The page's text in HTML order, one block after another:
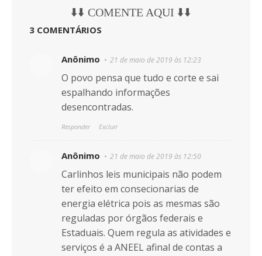
⬇️⬇️ COMENTE AQUI ⬇️⬇️
3 COMENTÁRIOS
Anônimo 21 de maio de 2019 às 12:23
O povo pensa que tudo e corte e sai
espalhando informações
desencontradas.
Responder Excluir
Anônimo 21 de maio de 2019 às 12:50
Carlinhos leis municipais não podem
ter efeito em consecionarias de
energia elétrica pois as mesmas são
reguladas por órgãos federais e
Estaduais. Quem regula as atividades e
serviços é a ANEEL afinal de contas a